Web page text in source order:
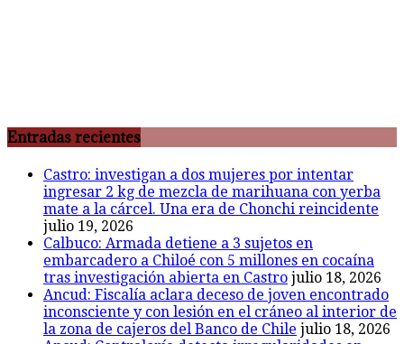
Entradas recientes
Castro: investigan a dos mujeres por intentar
ingresar 2 kg de mezcla de marihuana con yerba
mate a la cárcel. Una era de Chonchi reincidente
julio 19, 2026
Calbuco: Armada detiene a 3 sujetos en
embarcadero a Chiloé con 5 millones en cocaína
tras investigación abierta en Castro julio 18, 2026
Ancud: Fiscalía aclara deceso de joven encontrado
inconsciente y con lesión en el cráneo al interior de
la zona de cajeros del Banco de Chile julio 18, 2026